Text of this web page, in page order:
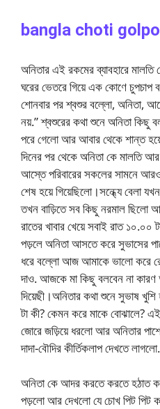
bangla choti
অনিতার এই রকমের ব্যাবহারে
ঘরের ভেতরে গিয়ে এক কোণে
শোনবার পর শ্বশুর বল্লো, অনিতা,
নয়.” শ্বশুরের কথা শুনে অনিতা কিছু
পরে গেলো আর আবার থেকে শান্ত
দিনের পর থেকে অনিতা কে মালতি
আস্তে পরিবারের সকলের সামনে
শেষ হয়ে গিয়েছিলো।সন্ধ্যে বেলা
তখন বাড়িতে সব কিছু নরমাল ছিলো
রাতের খাবার খেয়ে সবাই রাত
পড়লে অনিতা আসতে করে সুভাসের
ধরে বল্লো আজ আমাকে ভালো করে
দাও. আজকে মা কিছু বলবেন না
দিয়েছী।অনিতার কথা শুনে সুভাষ
টা কী? কেমন করে মাকে বোঝালে?
জোরে জড়িয়ে ধরলো আর অনিতার
দাদা-বৌদির কীর্তিকলাপ দেখতে
অনিতা কে আদর করতে করতে হঠাত
পড়লো আর দেখলো যে চোখ পিট পিট